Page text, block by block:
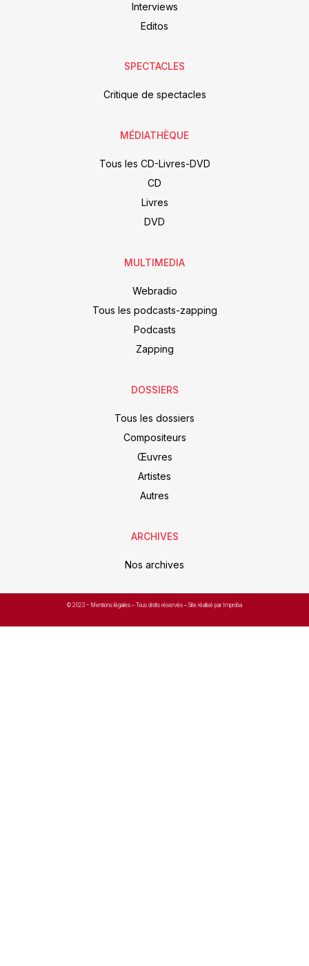
Interviews
Editos
SPECTACLES
Critique de spectacles
MÉDIATHÈQUE
Tous les CD-Livres-DVD
CD
Livres
DVD
MULTIMEDIA
Webradio
Tous les podcasts-zapping
Podcasts
Zapping
DOSSIERS
Tous les dossiers
Compositeurs
Œuvres
Artistes
Autres
ARCHIVES
Nos archives
© 2023 – Mentions légales – Tous droits réservés – Site réalisé par Improba